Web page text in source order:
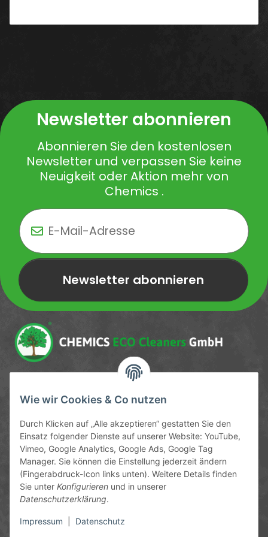
Wie wir Cookies & Co nutzen
Durch Klicken auf „Alle akzeptieren“ gestatten Sie den
Einsatz folgender Dienste auf unserer Website: YouTube,
Vimeo, Google Analytics, Google Ads, Google Tag
Manager. Sie können die Einstellung jederzeit ändern
(Fingerabdruck-Icon links unten). Weitere Details finden
Sie unter Konfigurieren und in unserer
Datenschutzerklärung.
Impressum Datenschutz
Newsletter abonnieren
Abonnieren Sie den kostenlosen
Newsletter und verpassen Sie keine
Neuigkeit oder Aktion mehr von
Chemics .
Newsletter abonnieren
Newsletter Newsletter abonnieren
Service-Hotline
09372 / 70 80 90
Mo-Fr, 09:00-12:00 | 13:00-17:00 Uhr
Hinter den Straßenäckern 11-13
63906 Erlenbach
info@chemics.eu